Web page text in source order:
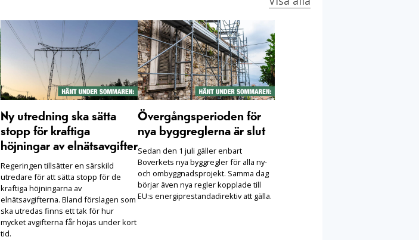
Ny utredning ska sätta
stopp för kraftiga
höjningar av elnätsavgifter
Regeringen tillsätter en särskild
utredare för att sätta stopp för de
kraftiga höjningarna av
elnätsavgifterna. Bland förslagen som
ska utredas finns ett tak för hur
mycket avgifterna får höjas under kort
tid.
Övergångsperioden för
nya byggreglerna är slut
Sedan den 1 juli gäller enbart
Boverkets nya byggregler för alla ny-
och ombyggnadsprojekt. Samma dag
börjar även nya regler kopplade till
EU:s energiprestandadirektiv att gälla.